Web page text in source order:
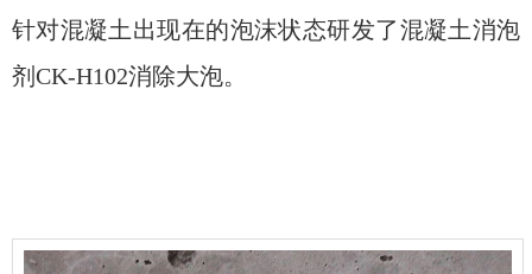
针对混凝土出现在的泡沫状态研发了混凝土消泡
剂CK-H102消除大泡。